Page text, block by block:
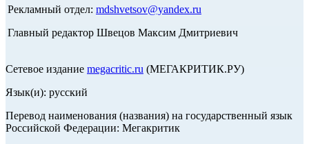
Рекламный отдел: mdshvetsov@yandex.ru
Главный редактор Швецов Максим Дмитриевич
Сетевое издание megacritic.ru (МЕГАКРИТИК.РУ)
Язык(и): русский
Перевод наименования (названия) на государственный язык
Российской Федерации: Мегакритик